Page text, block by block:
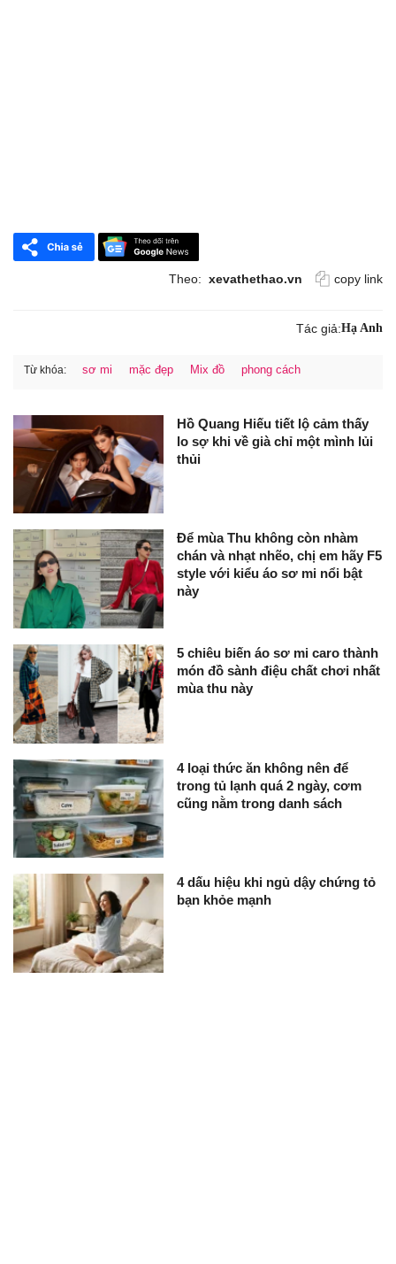
Theo: xevathethao.vn copy link
Tác giả:Hạ Anh
Từ khóa: sơ mi mặc đẹp Mix đồ phong cách
Hồ Quang Hiếu tiết lộ cảm thấy
lo sợ khi về già chỉ một mình lủi
thủi
Để mùa Thu không còn nhàm
chán và nhạt nhẽo, chị em hãy F5
style với kiểu áo sơ mi nổi bật
này
5 chiêu biến áo sơ mi caro thành
món đồ sành điệu chất chơi nhất
mùa thu này
4 loại thức ăn không nên để
trong tủ lạnh quá 2 ngày, cơm
cũng nằm trong danh sách
4 dấu hiệu khi ngủ dậy chứng tỏ
bạn khỏe mạnh